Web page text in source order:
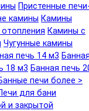
Пристенные
камины Камины
Камины с
Чугунные камины
печь 14 м3
18 м3 Банная печь
печи более >
для бани
и закрытой